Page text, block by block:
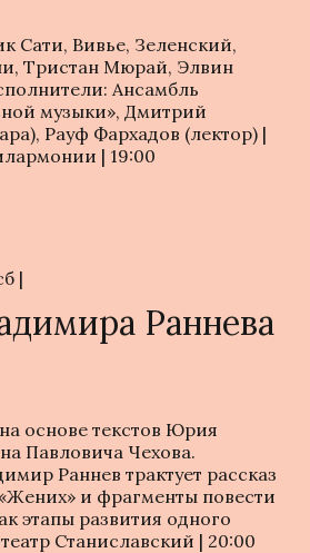
Сати, Вивье, Зеленский,
Тристан Мюрай, Элвин
Ансамбль
музыки», Дмитрий
Рауф Фархадов (лектор) |
| 19:00
|
Раннева
основе текстов Юрия
Павловича Чехова.
Раннев трактует рассказ
и фрагменты повести
этапы развития одного
Станиславский | 20:00